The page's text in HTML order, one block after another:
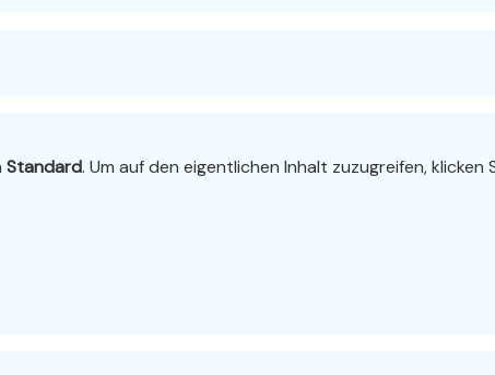
Standard. Um auf den eigentlichen Inhalt zuzugreifen,